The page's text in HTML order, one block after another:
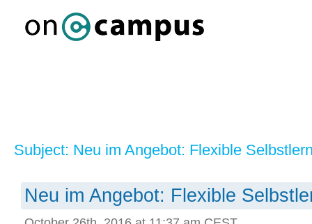
Subject: Neu im Angebot: Flexible
Neu im Angebot: Flexible